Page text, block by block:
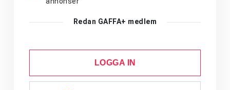
Redan GAFFA+ medlem
LOGGA IN